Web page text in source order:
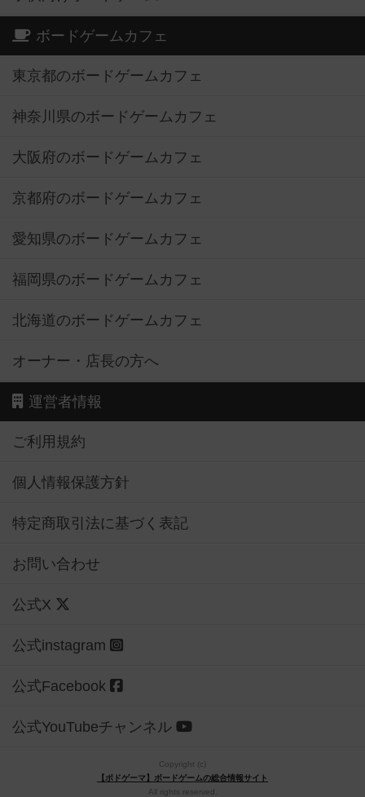
ボードゲームカフェ
東京都のボードゲームカフェ
神奈川県のボードゲームカフェ
大阪府のボードゲームカフェ
京都府のボードゲームカフェ
愛知県のボードゲームカフェ
福岡県のボードゲームカフェ
北海道のボードゲームカフェ
オーナー・店長の方へ
運営者情報
ご利用規約
個人情報保護方針
特定商取引法に基づく表記
お問い合わせ
公式X
公式instagram
公式Facebook
公式YouTubeチャンネル
Copyright (c)
【ボドゲーマ】ボードゲームの総合情報サイト
All rights reserved.